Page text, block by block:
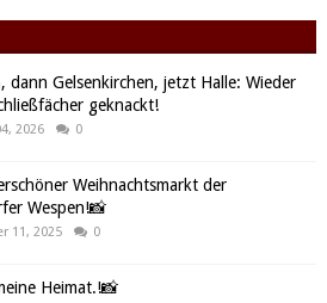
dann Gelsenkirchen, jetzt Halle: Wieder
geknackt!
2026 0
Weihnachtsmarkt der
Wespen!📸
11, 2025 0
Heimat.!📸